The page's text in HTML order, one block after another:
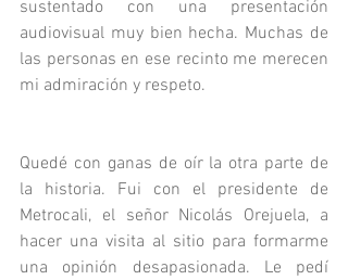
sustentado con una presentación
audiovisual muy bien hecha. Muchas de
las personas en ese recinto me merecen
mi admiración y respeto.
Quedé con ganas de oír la otra parte de
la historia. Fui con el presidente de
Metrocali, el señor Nicolás Orejuela, a
hacer una visita al sitio para formarme
una opinión desapasionada. Le pedí